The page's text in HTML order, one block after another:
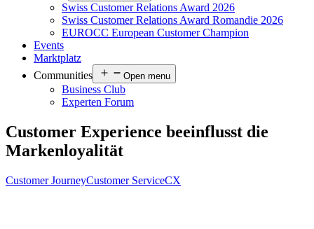
Swiss Customer Relations Award 2026
Swiss Customer Relations Award Romandie 2026
EUROCC European Customer Champion
Events
Marktplatz
Communities
Open menu
Business Club
Experten Forum
Customer Experience beeinflusst die
Markenloyalität
Customer JourneyCustomer ServiceCX